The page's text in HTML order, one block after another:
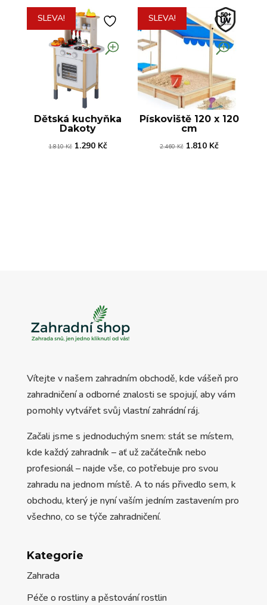
SLEVA!
Dětská kuchyňka
Dakoty
1.810Kč Původní
1.290 KčAktuální
SLEVA!
Pískoviště 120 x 120
cm
2.460Kč Původní
1.810 KčAktuální
Vítejte v našem zahradním obchodě, kde vášeň pro
zahradničení a odborné znalosti se spojují, aby vám
pomohly vytvářet svůj vlastní zahrádní ráj.
Začali jsme s jednoduchým snem: stát se místem,
kde každý zahradník – ať už začátečník nebo
profesionál – najde vše, co potřebuje pro svou
zahradu na jednom místě. A to nás přivedlo sem, k
obchodu, který je nyní vaším jedním zastavením pro
všechno, co se týče zahradničení.
Kategorie
Zahrada
Péče o rostliny a pěstování rostlin